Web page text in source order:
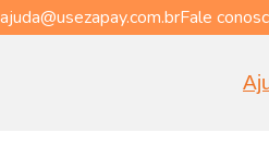
Fale